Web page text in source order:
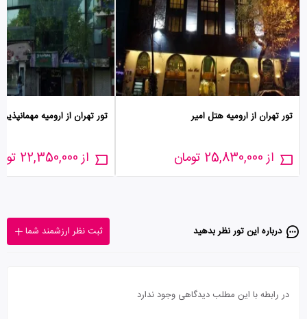
تور تهران از ارومیه هتل امیر
از 25,830,000 تومان
تور تهران از ارومیه مهمانپذیر
از 22,350,000 تومان
درباره این تور‌ نظر بدهید ثبت نظر ارزشمند شما
در رابطه با این مطلب دیدگاهی وجود ندارد